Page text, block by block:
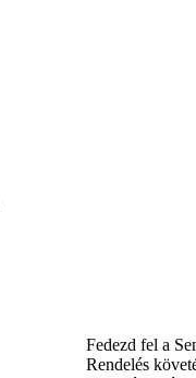
Fedezd fel a
Rendelés